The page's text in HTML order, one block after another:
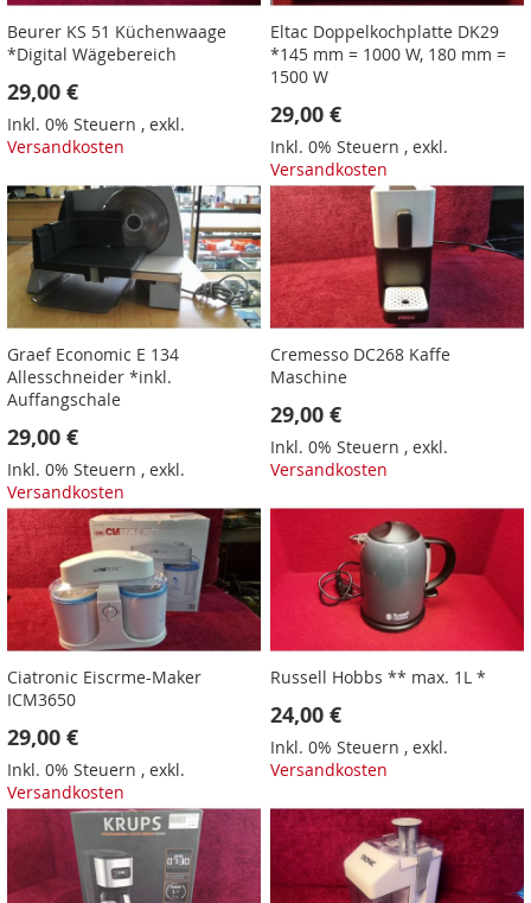
Beurer KS 51 Küchenwaage
*Digital Wägebereich
29,00 €
Inkl. 0% Steuern , exkl.
Versandkosten
Eltac Doppelkochplatte DK29
*145 mm = 1000 W, 180 mm =
1500 W
29,00 €
Inkl. 0% Steuern ,exkl.
Versandkosten
Graef Economic E 134
Allesschneider *inkl.
Auffangschale
29,00 €
Inkl. 0% Steuern , exkl.
Versandkosten
Cremesso DC268 Kaffe
Maschine
29,00 €
Inkl. 0% Steuern ,exkl.
Versandkosten
Ciatronic Eiscrme-Maker
ICM3650
29,00 €
Inkl. 0% Steuern , exkl.
Versandkosten
Russell Hobbs ** max. 1L *
24,00 €
Inkl. 0% Steuern ,exkl.
Versandkosten